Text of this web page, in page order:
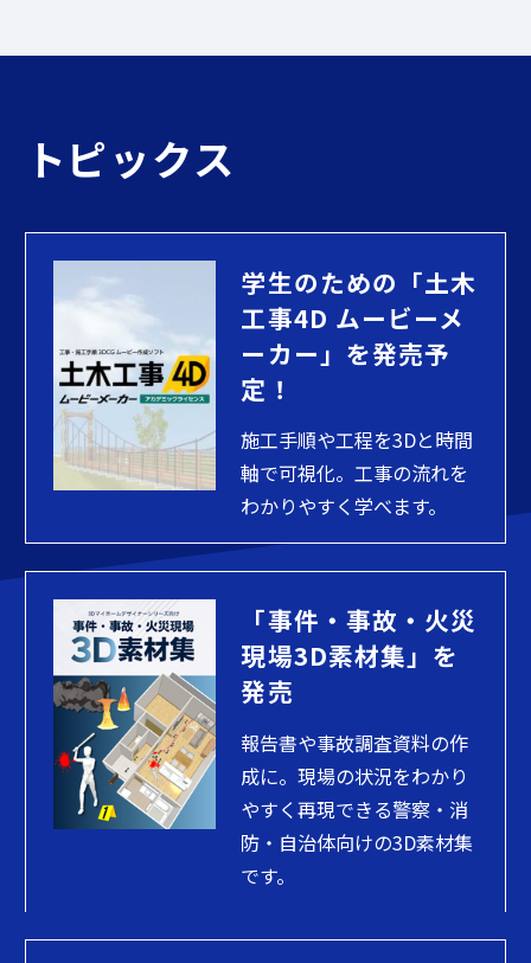
トピックス
学生のための「土木
工事4D ムービーメ
ーカー」を発売予
定！
施工手順や工程を3Dと時間
軸で可視化。工事の流れを
わかりやすく学べます。
「事件・事故・火災
現場3D素材集」を
発売
報告書や事故調査資料の作
成に。現場の状況をわかり
やすく再現できる警察・消
防・自治体向けの3D素材集
です。